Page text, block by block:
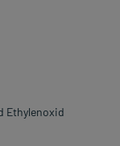
Ethylenoxid